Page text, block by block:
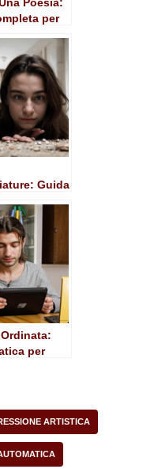
Poesia:
per
Guida
per
ARTISTICA